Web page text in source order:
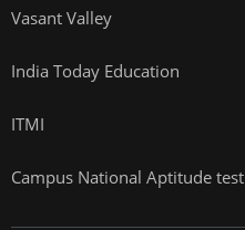
Vasant Valley
India Today Education
ITMI
Campus National Aptitude test